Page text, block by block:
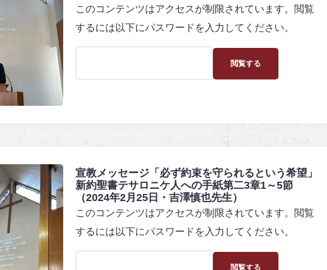
このコンテンツはアクセスが制限されています。閲覧
するには以下にパスワードを入力してください。
宣教メッセージ「必ず約束を守られるという希望」
新約聖書テサロニケ人への手紙第二3章1～5節
（2024年2月25日・吉澤慎也先生）
このコンテンツはアクセスが制限されています。閲覧
するには以下にパスワードを入力してください。